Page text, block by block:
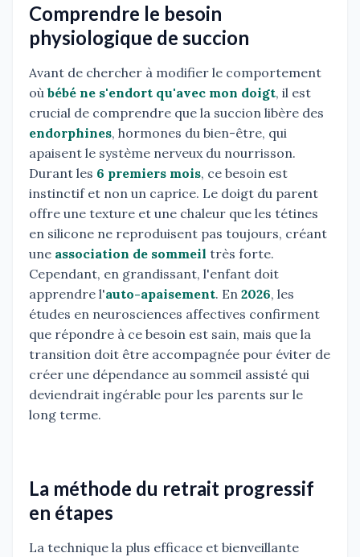
Comprendre le besoin
physiologique de succion
Avant de chercher à modifier le comportement
où bébé ne s'endort qu'avec mon doigt, il est
crucial de comprendre que la succion libère des
endorphines, hormones du bien-être, qui
apaisent le système nerveux du nourrisson.
Durant les 6 premiers mois, ce besoin est
instinctif et non un caprice. Le doigt du parent
offre une texture et une chaleur que les tétines
en silicone ne reproduisent pas toujours, créant
une association de sommeil très forte.
Cependant, en grandissant, l'enfant doit
apprendre l'auto-apaisement. En 2026, les
études en neurosciences affectives confirment
que répondre à ce besoin est sain, mais que la
transition doit être accompagnée pour éviter de
créer une dépendance au sommeil assisté qui
deviendrait ingérable pour les parents sur le
long terme.
La méthode du retrait progressif
en étapes
La technique la plus efficace et bienveillante